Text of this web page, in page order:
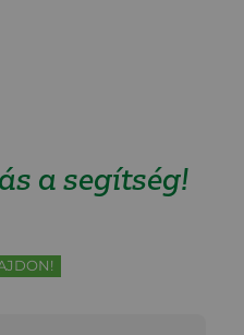
a segítség!